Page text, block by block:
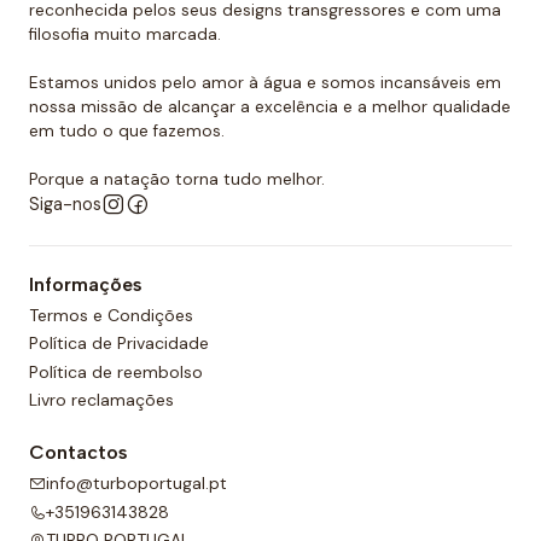
que podemos dizer que as toucas de polo aquático
Turbo são as mais resistentes do mercado.
Quer comprar um touca de polo
aquático?
Você já encontrou a loja onde pode comprar todos
os equipamentos necessários para o polo aquático,
todo de alta qualidade e garante as melhores
condições para a prática de qualquer desporto
aquático. Temos também uma grande variedade de
designs, cores e, claro, tamanhos. Confira nossa ampla
encontrará o que precisa entre a nossa gama de
produtos.
reconhecida pelos seus designs transgressores e com uma
filosofia muito marcada.
Estamos unidos pelo amor à água e somos incansáveis em
nossa missão de alcançar a excelência e a melhor qualidade
em tudo o que fazemos.
Porque a natação torna tudo melhor.
Siga-nos
Informações
Termos e Condições
Política de Privacidade
Política de reembolso
Livro reclamações
Contactos
info@turboportugal.pt
+351963143828